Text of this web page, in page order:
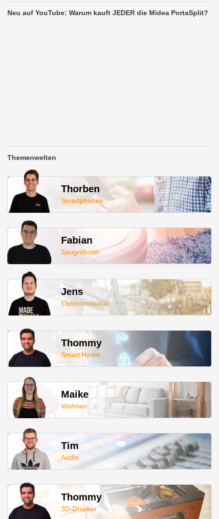
Neu auf YouTube: Warum kauft JEDER die Midea PortaSplit?
Themenwelten
Thorben
Smartphones
Fabian
Saugroboter
Jens
Elektromobilität
Thommy
Smart Home
Maike
Wohnen
Tim
Audio
Thommy
3D-Drucker